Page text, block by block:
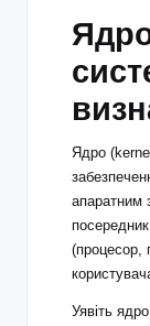
Ядро
апаратним
(процесор,
Уявіть